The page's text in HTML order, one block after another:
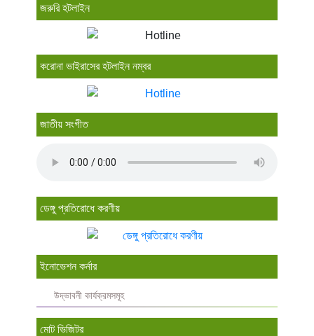
জরুরি হটলাইন
করোনা ভাইরাসের হটলাইন নম্বর
জাতীয় সংগীত
ডেঙ্গু প্রতিরোধে করণীয়
ইনোভেশন কর্নার
উদ্ভাবনী কার্যক্রমসমূহ
মোট ভিজিটর